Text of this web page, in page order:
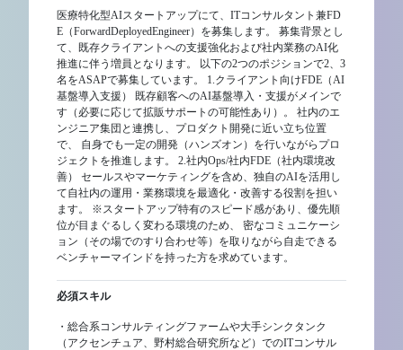
医療特化型AIスタートアップにて、ITコンサルタント兼FD
E（ForwardDeployedEngineer）を募集します。 募集背景とし
て、既存クライアントへの支援強化および社内業務のAI化
推進に伴う増員となります。 以下の2つのポジションで2、3
名をASAPで募集しています。 1.クライアント向けFDE（AI
基盤導入支援） 既存顧客へのAI基盤導入・支援がメインで
す（必要に応じて拡販サポートの可能性あり）。 社内のエ
ンジニア集団と連携し、プロダクト開発に近い立ち位置
で、 自身でも一定の開発（ハンズオン）を行いながらプロ
ジェクトを推進します。 2.社内Ops/社内FDE（社内環境改
善） セールスやマーケティングを含め、独自のAIを活用し
て自社内の運用・業務環境を最適化・改善する役割を担い
ます。 ※スタートアップ特有のスピード感があり、優先順
位が目まぐるしく変わる環境のため、 密なコミュニケーシ
ョン（その場でのすり合わせ等）を取りながら自走できる
ベンチャーマインドを持った方を求めています。
必須スキル
・総合系コンサルティングファームや大手シンクタンク
（アクセンチュア、野村総合研究所など）でのITコンサル